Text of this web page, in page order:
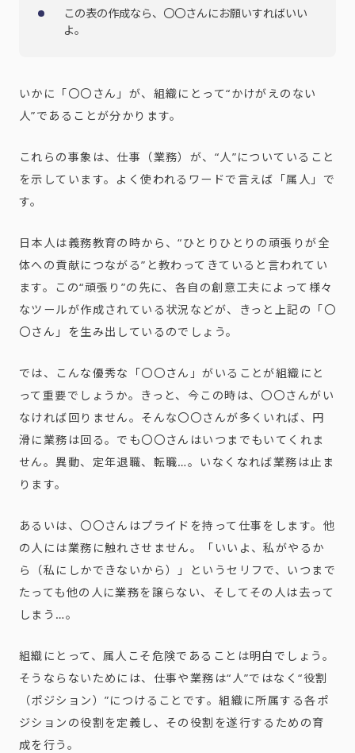
この表の作成なら、〇〇さんにお願いすればいい
よ。
いかに「〇〇さん」が、組織にとって“かけがえのない
人”であることが分かります。
これらの事象は、仕事（業務）が、“人”についていること
を示しています。よく使われるワードで言えば「属人」で
す。
日本人は義務教育の時から、“ひとりひとりの頑張りが全
体への貢献につながる”と教わってきていると言われてい
ます。この“頑張り”の先に、各自の創意工夫によって様々
なツールが作成されている状況などが、きっと上記の「〇
〇さん」を生み出しているのでしょう。
では、こんな優秀な「〇〇さん」がいることが組織にと
って重要でしょうか。きっと、今この時は、〇〇さんがい
なければ回りません。そんな〇〇さんが多くいれば、円
滑に業務は回る。でも〇〇さんはいつまでもいてくれま
せん。異動、定年退職、転職…。いなくなれば業務は止ま
ります。
あるいは、〇〇さんはプライドを持って仕事をします。他
の人には業務に触れさせません。「いいよ、私がやるか
ら（私にしかできないから）」というセリフで、いつまで
たっても他の人に業務を譲らない、そしてその人は去って
しまう…。
組織にとって、属人こそ危険であることは明白でしょう。
そうならないためには、仕事や業務は“人”ではなく“役割
（ポジション）”につけることです。組織に所属する各ポ
ジションの役割を定義し、その役割を遂行するための育
成を行う。